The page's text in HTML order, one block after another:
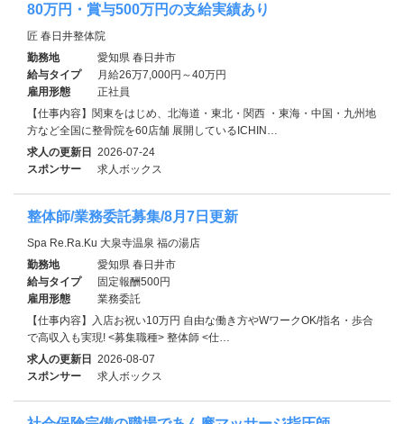
80万円・賞与500万円の支給実績あり
匠 春日井整体院
勤務地
愛知県 春日井市
給与タイプ
月給26万7,000円～40万円
雇用形態
正社員
【仕事内容】関東をはじめ、北海道・東北・関西 ・東海・中国・九州地
方など全国に整骨院を60店舗 展開しているICHIN…
求人の更新日 2026-07-24
スポンサー
求人ボックス
整体師/業務委託募集/8月7日更新
Spa Re.Ra.Ku 大泉寺温泉 福の湯店
勤務地
愛知県 春日井市
給与タイプ
固定報酬500円
雇用形態
業務委託
【仕事内容】入店お祝い10万円 自由な働き方やWワークOK/指名・歩合
で高収入も実現! <募集職種> 整体師 <仕…
求人の更新日 2026-08-07
スポンサー
求人ボックス